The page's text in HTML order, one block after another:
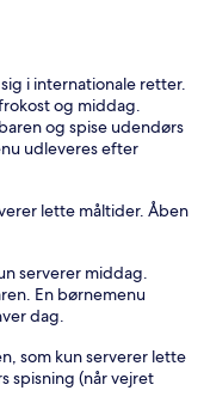
i internationale retter.
og middag.
og spise udendørs
udleveres efter
lette måltider. Åben
serverer middag.
En børnemenu
dag.
som kun serverer lette
spisning (når vejret